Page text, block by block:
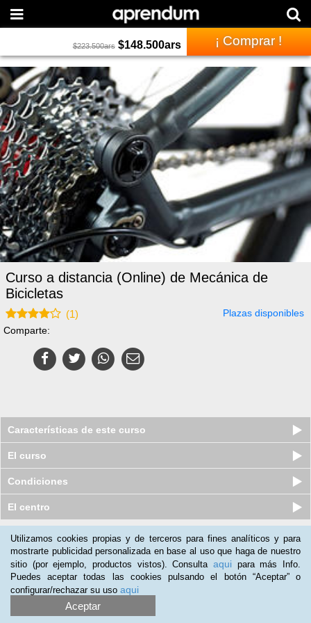
$223.500ars $148.500ars ¡ Comprar !
Curso a distancia (Online) de Mecánica de
Bicicletas
(1)
Plazas disponibles
Comparte:
Características de este curso
El curso
Condiciones
El centro
Nuestros clientes opinan:
Raúl Diez
(04-07-2018)
Buen producto aunque estaría mejor si tuviese más materia
sobre mecánica como ajustes de suspensiones...
Utilizamos cookies propias y de terceros para fines analíticos y para
mostrarte publicidad personalizada en base al uso que haga de nuestro
sitio (por ejemplo, productos vistos). Consulta aqui para más Info.
Puedes aceptar todas las cookies pulsando el botón “Aceptar” o
configurar/rechazar su uso aqui
Aceptar